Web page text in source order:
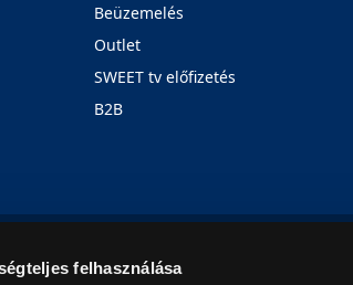
felhasználása
Beüzemelés
Outlet
SWEET tv előfizetés
B2B